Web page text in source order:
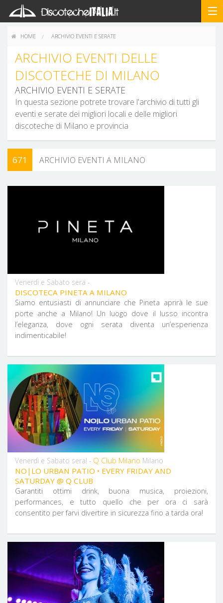
HOME ARCHIVIO EVENTI E SERATE
ARCHIVIO EVENTI DELLE
DISCOTECHE DI MILANO
ARCHIVIO EVENTI E SERATE
In questa sezione potrete trovare l'archivio di tutti gli
eventi e serate dei migliori locali e delle migliori
discoteche di Milano e provincia
671 ARCHIVIO EVENTI A MILANO
Venerdì e Sabato sera -
DISCOTECA PINETA A MILANO
Siamo entusiasti di annunciare che Pineta aprirà le sue
porte anche a Milano! Un luogo dove il lusso incontra
l’eleganza, dove ogni serata diventa un’esperienza
indimenticabile!
Venerdì e Sabato sera! - Q Club Milano Milano
NO|LO URBAN PATIO • EVERY FRIDAY AND
SATURDAY @ Q CLUB
Garantiti ottimi drink, buona musica, proiezioni,
performances, e tutto quello che per ora ci sarà
consentito per farvi divertire in sicurezza fino a tarda ora!